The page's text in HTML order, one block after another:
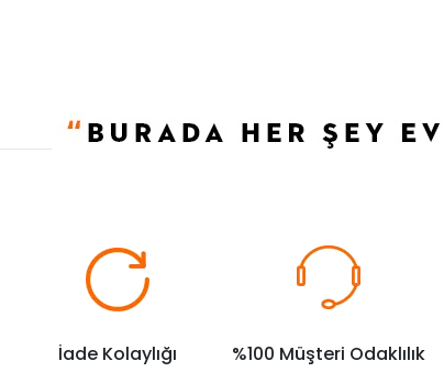
İade Kolaylığı %100 Müşteri Odaklılık